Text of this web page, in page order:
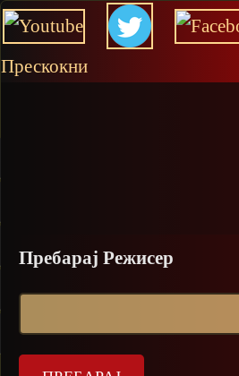
Прескокни
Пребарај Режисер